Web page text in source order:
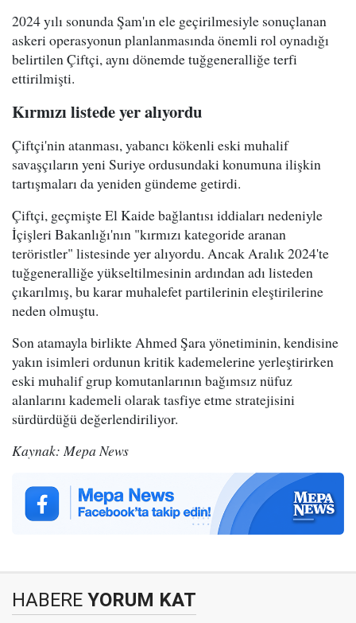
2024 yılı sonunda Şam'ın ele geçirilmesiyle sonuçlanan
askeri operasyonun planlanmasında önemli rol oynadığı
belirtilen Çiftçi, aynı dönemde tuğgeneralliğe terfi
ettirilmişti.
Kırmızı listede yer alıyordu
Çiftçi'nin atanması, yabancı kökenli eski muhalif
savaşçıların yeni Suriye ordusundaki konumuna ilişkin
tartışmaları da yeniden gündeme getirdi.
Çiftçi, geçmişte El Kaide bağlantısı iddiaları nedeniyle
İçişleri Bakanlığı'nın "kırmızı kategoride aranan
teröristler" listesinde yer alıyordu. Ancak Aralık 2024'te
tuğgeneralliğe yükseltilmesinin ardından adı listeden
çıkarılmış, bu karar muhalefet partilerinin eleştirilerine
neden olmuştu.
Son atamayla birlikte Ahmed Şara yönetiminin, kendisine
yakın isimleri ordunun kritik kademelerine yerleştirirken
eski muhalif grup komutanlarının bağımsız nüfuz
alanlarını kademeli olarak tasfiye etme stratejisini
sürdürdüğü değerlendiriliyor.
Kaynak: Mepa News
HABERE YORUM KAT